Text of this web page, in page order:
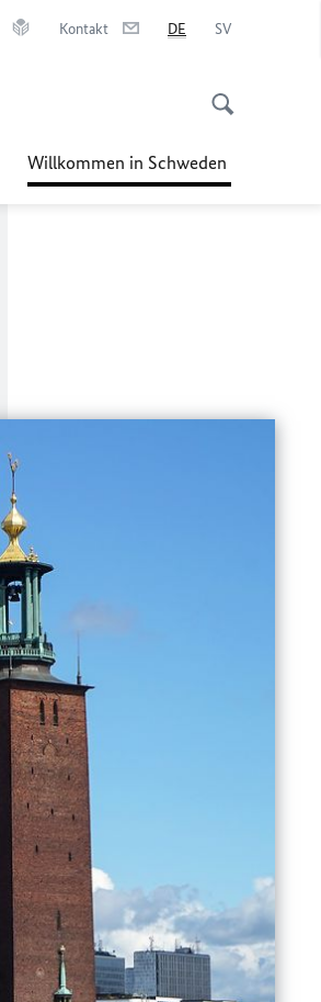
Kontakt DE SV
Willkommen in Schweden